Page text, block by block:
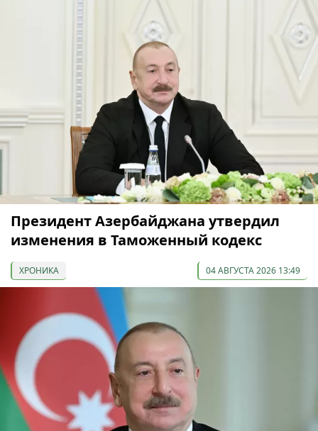
Президент Азербайджана утвердил
изменения в Таможенный кодекс
ХРОНИКА 04 АВГУСТА 2026 13:49